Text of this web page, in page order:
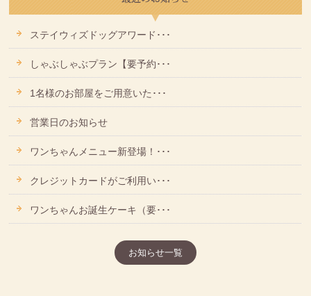
ステイウィズドッグアワード･･･
しゃぶしゃぶプラン【要予約･･･
1名様のお部屋をご用意いた･･･
営業日のお知らせ
ワンちゃんメニュー新登場！･･･
クレジットカードがご利用い･･･
ワンちゃんお誕生ケーキ（要･･･
お知らせ一覧